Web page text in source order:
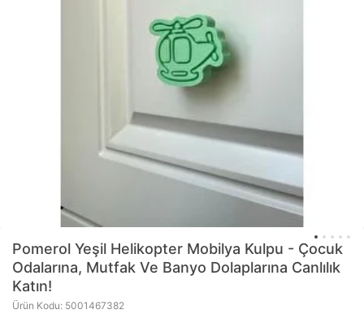
Pomerol Yeşil Helikopter Mobilya Kulpu - Çocuk
Odalarına, Mutfak Ve Banyo Dolaplarına Canlılık
Katın!
Ürün Kodu: 5001467382